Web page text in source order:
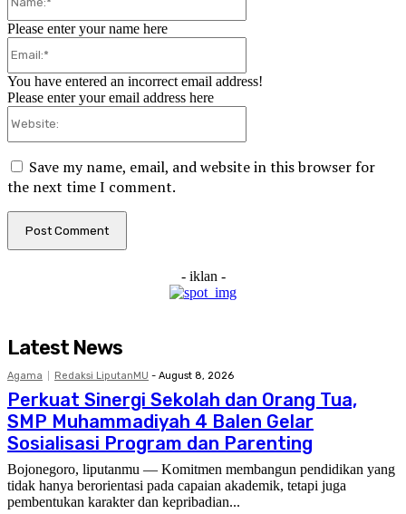
Please enter your name here
You have entered an incorrect email address!
Please enter your email address here
Save my name, email, and website in this browser for
the next time I comment.
- iklan -
Latest News
Agama Redaksi LiputanMU - August 8, 2026
Perkuat Sinergi Sekolah dan Orang Tua,
SMP Muhammadiyah 4 Balen Gelar
Sosialisasi Program dan Parenting
Bojonegoro, liputanmu — Komitmen membangun pendidikan yang
tidak hanya berorientasi pada capaian akademik, tetapi juga
pembentukan karakter dan kepribadian...